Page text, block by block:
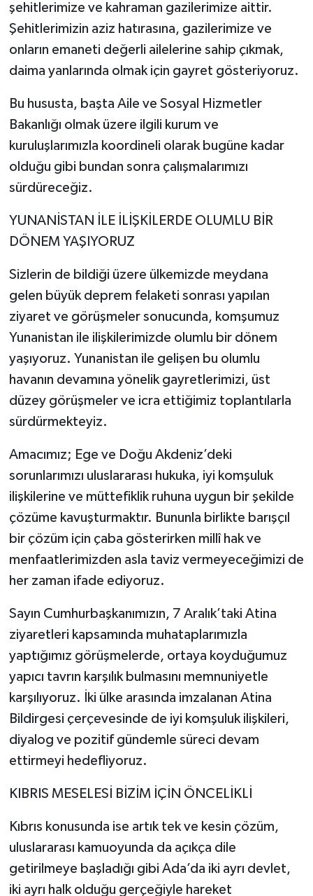
şehitlerimize ve kahraman gazilerimize aittir.
Şehitlerimizin aziz hatırasına, gazilerimize ve
onların emaneti değerli ailelerine sahip çıkmak,
daima yanlarında olmak için gayret gösteriyoruz.
Bu hususta, başta Aile ve Sosyal Hizmetler
Bakanlığı olmak üzere ilgili kurum ve
kuruluşlarımızla koordineli olarak bugüne kadar
olduğu gibi bundan sonra çalışmalarımızı
sürdüreceğiz.
YUNANİSTAN İLE İLİŞKİLERDE OLUMLU BİR
DÖNEM YAŞIYORUZ
Sizlerin de bildiği üzere ülkemizde meydana
gelen büyük deprem felaketi sonrası yapılan
ziyaret ve görüşmeler sonucunda, komşumuz
Yunanistan ile ilişkilerimizde olumlu bir dönem
yaşıyoruz. Yunanistan ile gelişen bu olumlu
havanın devamına yönelik gayretlerimizi, üst
düzey görüşmeler ve icra ettiğimiz toplantılarla
sürdürmekteyiz.
Amacımız; Ege ve Doğu Akdeniz’deki
sorunlarımızı uluslararası hukuka, iyi komşuluk
ilişkilerine ve müttefiklik ruhuna uygun bir şekilde
çözüme kavuşturmaktır. Bununla birlikte barışçıl
bir çözüm için çaba gösterirken millî hak ve
menfaatlerimizden asla taviz vermeyeceğimizi de
her zaman ifade ediyoruz.
Sayın Cumhurbaşkanımızın, 7 Aralık’taki Atina
ziyaretleri kapsamında muhataplarımızla
yaptığımız görüşmelerde, ortaya koyduğumuz
yapıcı tavrın karşılık bulmasını memnuniyetle
karşılıyoruz. İki ülke arasında imzalanan Atina
Bildirgesi çerçevesinde de iyi komşuluk ilişkileri,
diyalog ve pozitif gündemle süreci devam
ettirmeyi hedefliyoruz.
KIBRIS MESELESİ BİZİM İÇİN ÖNCELİKLİ
Kıbrıs konusunda ise artık tek ve kesin çözüm,
uluslararası kamuoyunda da açıkça dile
getirilmeye başladığı gibi Ada’da iki ayrı devlet,
iki ayrı halk olduğu gerçeğiyle hareket